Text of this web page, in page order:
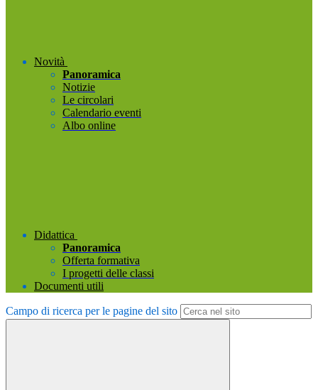
Novità
Panoramica
Notizie
Le circolari
Calendario eventi
Albo online
Didattica
Panoramica
Offerta formativa
I progetti delle classi
Documenti utili
Campo di ricerca per le pagine del sito